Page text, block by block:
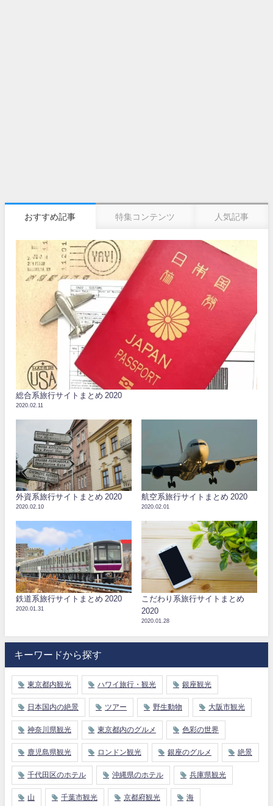
おすすめ記事 特集コンテンツ 人気記事
総合系旅行サイトまとめ 2020
2020.02.11
外資系旅行サイトまとめ 2020
2020.02.10
航空系旅行サイトまとめ 2020
2020.02.01
鉄道系旅行サイトまとめ 2020
2020.01.31
こだわり系旅行サイトまとめ
2020
2020.01.28
キーワードから探す
東京都内観光 ハワイ旅行・観光 銀座観光
日本国内の絶景 ツアー 野生動物 大阪市観光
神奈川県観光 東京都内のグルメ 色彩の世界
鹿児島県観光 ロンドン観光 銀座のグルメ 絶景
千代田区のホテル 沖縄県のホテル 兵庫県観光
山 千葉市観光 京都府観光 海